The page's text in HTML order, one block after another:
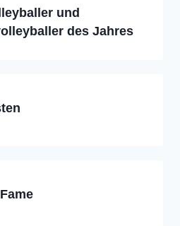
und
des Jahres